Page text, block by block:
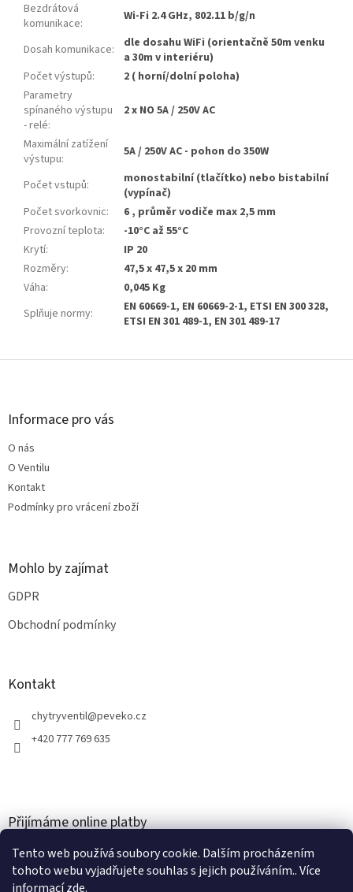
Tento web používá soubory cookie. Dalším procházením
tohoto webu vyjadřujete souhlas s jejich používáním.. Více
informacízde.
Bezdrátová
komunikace: Wi-Fi 2.4 GHz, 802.11 b/g/n
Dosah komunikace:
dle dosahu WiFi (orientačně 50m venku
a 30m v interiéru)
Počet výstupů:
2 ( horní/dolní poloha)
Parametry
spínaného výstupu
- relé:
2 x NO 5A / 250V AC
Maximální zatížení
výstupu: 5A / 250V AC - pohon do 350W
Počet vstupů:
monostabilní (tlačítko) nebo bistabilní
(vypínač)
Počet svorkovnic:
6 , průměr vodiče max 2,5 mm
Provozní teplota:
-10°C až 55°C
Krytí:
IP 20
Rozměry:
47,5 x 47,5 x 20 mm
Váha:
0,045 Kg
Splňuje normy:
EN 60669-1, EN 60669-2-1, ETSI EN 300 328,
ETSI EN 301 489-1, EN 301 489-17
Z
Informace pro vás
O nás
O Ventilu
Kontakt
Podmínky pro vrácení zboží
Mohlo by zajímat
GDPR
Obchodní podmínky
Kontakt
chytryventil@peveko.cz
+420 777 769 635
Přijímáme online platby